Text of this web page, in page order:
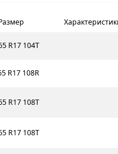
R17 104T
R17 108R
R17 108T
R17 108T